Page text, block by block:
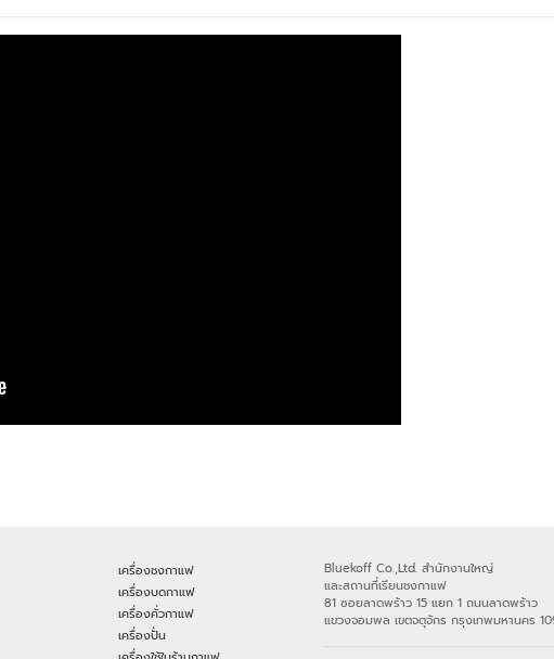
เครื่องชงกาแฟ
เครื่องบดกาแฟ
เครื่องคั่วกาแฟ
เครื่องปั่น
Bluekoff Co.,Ltd. สำนักงานใหญ่
และสถานที่เรียนชงกาแฟ
81 ซอยลาดพร้าว 15 แยก 1 ถนนลาดพร้าว
แขวงจอมพล เขตจตุจักร กรุงเทพมหานคร